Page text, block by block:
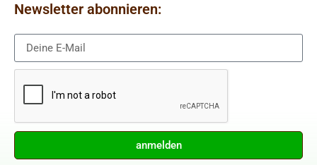
Newsletter abonnieren:
anmelden